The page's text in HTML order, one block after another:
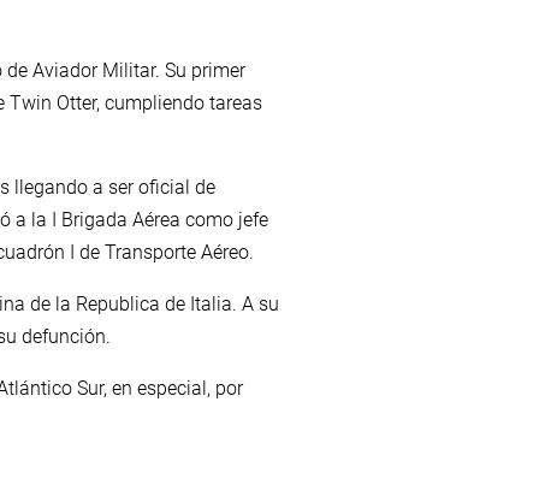
Aviador Militar. Su primer
Twin Otter, cumpliendo tareas
llegando a ser oficial de
a la I Brigada Aérea como jefe
I de Transporte Aéreo.
de la Republica de Italia. A su
defunción.
Sur, en especial, por